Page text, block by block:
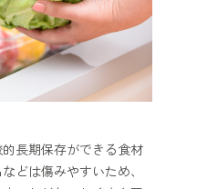
長期保存ができる食材
どは傷みやすいため、